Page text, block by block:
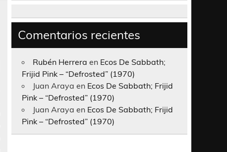
Comentarios recientes
Rubén Herrera en Ecos De Sabbath;
Frijid Pink – “Defrosted” (1970)
Juan Araya en Ecos De Sabbath; Frijid
Pink – “Defrosted” (1970)
Juan Araya en Ecos De Sabbath; Frijid
Pink – “Defrosted” (1970)